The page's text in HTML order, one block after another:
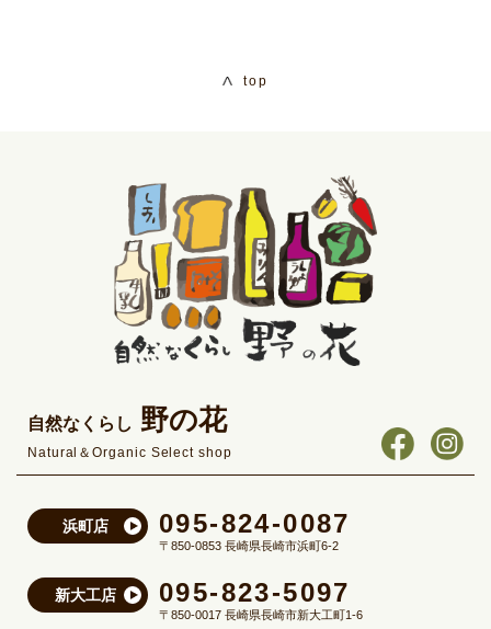
top
自然なくらし 野の花
Natural＆Organic Select shop
浜町店 095-824-0087
〒850-0853 長崎県長崎市浜町6-2
新大工店 095-823-5097
〒850-0017 長崎県長崎市新大工町1-6